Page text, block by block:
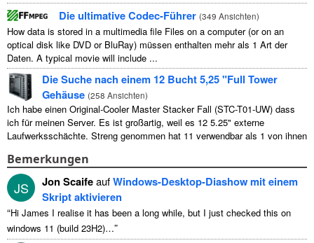
Die ultimative Codec-Führer (349 Ansichten)
How data is stored in a multimedia file Files on a computer(or on an
optical disk like DVD or BluRay) müssen enthalten mehr als 1 Art der
Daten. A typical movie will include ...
Die Suche nach einem 12 Bucht 5,25 "Full Tower
Gehäuse (258 Ansichten)
Ich habe einen Original-Cooler Master Stacker Fall (STC-T01-UW) dass
ich für meinen Server. Es ist großartig, weil es 12 5.25" externe
Laufwerksschächte. Streng genommen hat 11 verwendbar als 1 von ihnen
Bemerkungen
JS Jon ScaifeaufWindows-Desktop-Diashow mit einem
Skript aktivieren
“Hi James I realise it has been a long while, but I just checked this on
windows 11 (build 23H2)…”